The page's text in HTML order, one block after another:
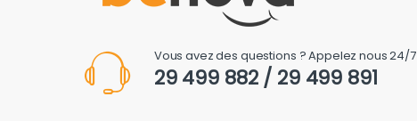
Vous avez des questions ? Appelez nous 24/7
29 499 882 / 29 499 891